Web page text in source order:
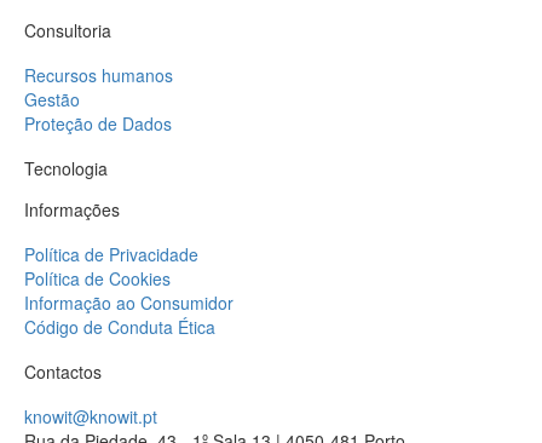
Consultoria
Recursos humanos
Gestão
Proteção de Dados
Tecnologia
Informações
Política de Privacidade
Política de Cookies
Informação ao Consumidor
Código de Conduta Ética
Contactos
knowit@knowit.pt